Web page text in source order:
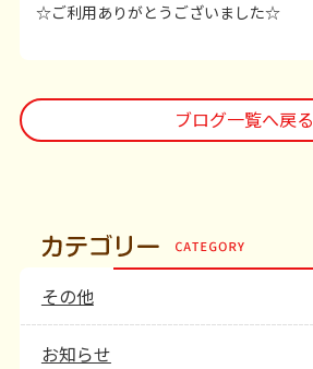
☆ご利用ありがとうございました☆
ブログ一覧へ戻る
その他
お知らせ